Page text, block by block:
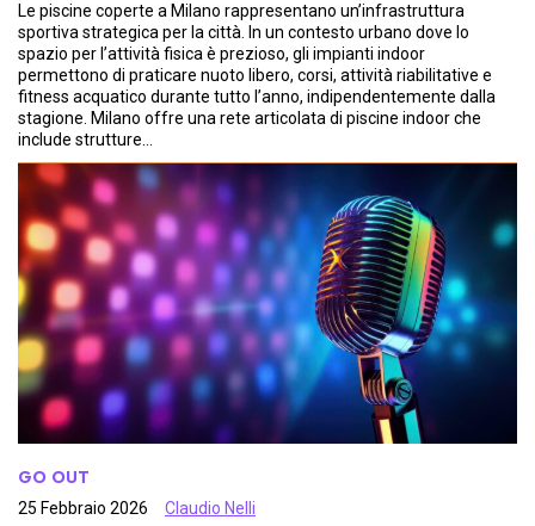
Le piscine coperte a Milano rappresentano un’infrastruttura
sportiva strategica per la città. In un contesto urbano dove lo
spazio per l’attività fisica è prezioso, gli impianti indoor
permettono di praticare nuoto libero, corsi, attività riabilitative e
fitness acquatico durante tutto l’anno, indipendentemente dalla
stagione. Milano offre una rete articolata di piscine indoor che
include strutture…
GO OUT
25 Febbraio 2026 Claudio Nelli